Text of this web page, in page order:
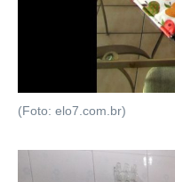
(Foto: elo7.com.br)